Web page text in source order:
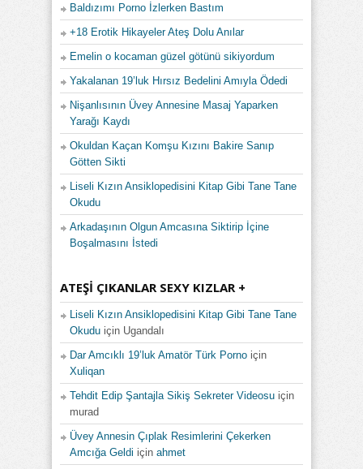
Baldızımı Porno İzlerken Bastım
+18 Erotik Hikayeler Ateş Dolu Anılar
Emelin o kocaman güzel götünü sikiyordum
Yakalanan 19’luk Hırsız Bedelini Amıyla Ödedi
Nişanlısının Üvey Annesine Masaj Yaparken
Yarağı Kaydı
Okuldan Kaçan Komşu Kızını Bakire Sanıp
Götten Sikti
Liseli Kızın Ansiklopedisini Kitap Gibi Tane Tane
Okudu
Arkadaşının Olgun Amcasına Siktirip İçine
Boşalmasını İstedi
ATEŞI ÇIKANLAR SEXY KIZLAR +
Liseli Kızın Ansiklopedisini Kitap Gibi Tane Tane
Okudu için Ugandalı
Dar Amcıklı 19’luk Amatör Türk Porno için
Xuliqan
Tehdit Edip Şantajla Sikiş Sekreter Videosu için
murad
Üvey Annesin Çıplak Resimlerini Çekerken
Amcığa Geldi için ahmet